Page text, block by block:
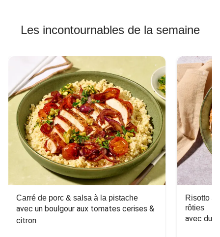
Les incontournables de la semaine
Carré de porc & salsa à la pistache
avec un boulgour aux tomates cerises &
citron
Risotto
rôties
avec du